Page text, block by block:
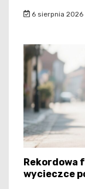
6 sierpnia 2026
Rekordowa
wycieczce